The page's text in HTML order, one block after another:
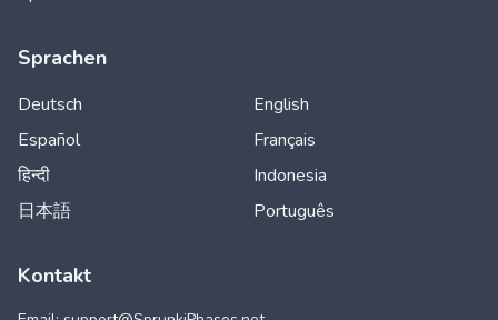
Sprachen
Deutsch
English
Español
Français
हिन्दी
Indonesia
日本語
Português
Kontakt